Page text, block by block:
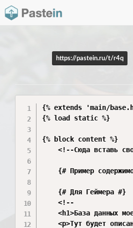
https://pastein.ru/t/r4q
{% extends 'main/
{% load static %}
{% block content %}
<!--Сюда вставь
{# Пример
    {# Для Геймера #}
    <!--
<h1>База данных
<p>Тут будет